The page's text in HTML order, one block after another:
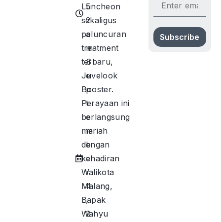
5
2
a
m
S
e
p
t
e
m
b
e
r
4
,
2
Luncheon
sekaligus
peluncuran
treatment
terbaru,
Juvelook
Booster.
Perayaan ini
berlangsung
meriah
dengan
kehadiran
Walikota
Malang,
Bapak
Wahyu
Subscribe